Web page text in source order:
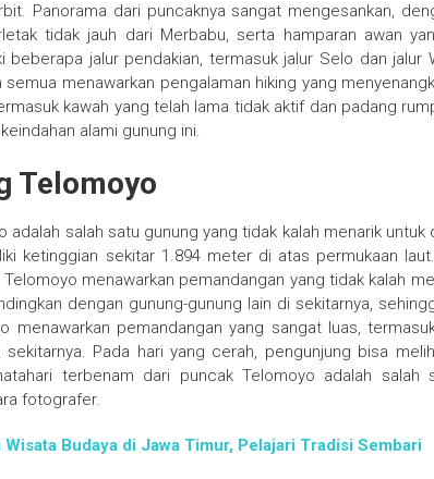
Panorama dari puncaknya sangat mengesankan,
tidak jauh dari Merbabu, serta hamparan awan
beberapa jalur pendakian, termasuk jalur Selo dan jalur
menawarkan pengalaman hiking yang
kawah yang telah lama tidak aktif dan padang
alami gunung ini.
Telomoyo
adalah salah satu gunung yang tidak kalah menarik
ketinggian sekitar 1.894 meter di atas permukaan
Telomoyo menawarkan pemandangan yang tidak kalah
dengan gunung-gunung lain di sekitarnya,
menawarkan pemandangan yang sangat luas,
sekitarnya. Pada hari yang cerah, pengunjung bisa
terbenam dari puncak Telomoyo adalah
fotografer.
Wisata Budaya di Jawa Timur, Pelajari Tradisi Sembari